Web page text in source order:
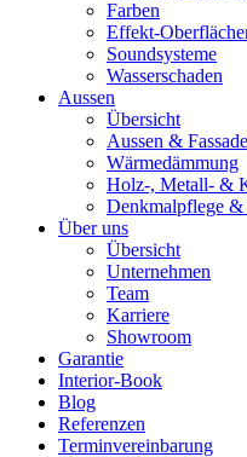
Farben
Effekt-
Soundsysteme
Wasserschaden
Aussen
Übersicht
Aussen &
Wärmedämmung
Holz-, Metall- &
Denkmalpflege
Über uns
Übersicht
Unternehmen
Team
Karriere
Showroom
Garantie
Interior-Book
Blog
Referenzen
Terminvereinbarung